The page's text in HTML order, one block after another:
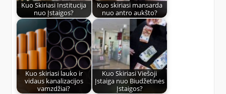
Kuo Skiriasi Institucija
nuo Įstaigos?
Kuo skiriasi mansarda
nuo antro aukšto?
Kuo skiriasi lauko ir
vidaus kanalizacijos
vamzdžiai?
Kuo Skiriasi Viešoji
Įstaiga nuo Biudžetinės
Įstaigos?